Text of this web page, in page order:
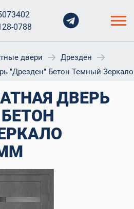
0788
двери
Дрезден
"Дрезден" Бетон Темный
ДВЕРЬ